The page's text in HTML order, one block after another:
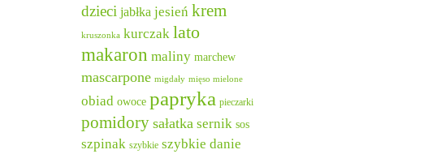
dzieci jabłka jesień krem
kruszonka kurczak lato
makaron maliny marchew
mascarpone migdały mięso mielone
obiad owoce papryka pieczarki
pomidory sałatka sernik sos
szpinak szybkie szybkie danie